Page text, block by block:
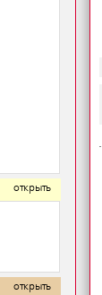
открыть
открыть